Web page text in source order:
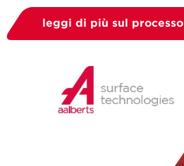
leggi di più sul processo